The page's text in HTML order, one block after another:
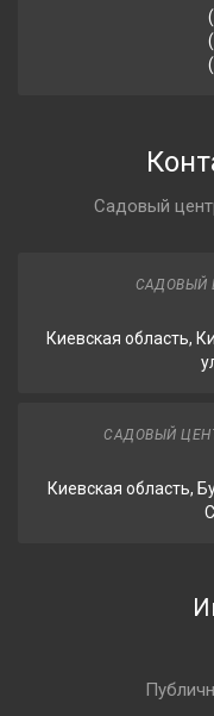
Садовый
САДОВЫЙ
Киевская область,
САДОВЫЙ
Киевская область,